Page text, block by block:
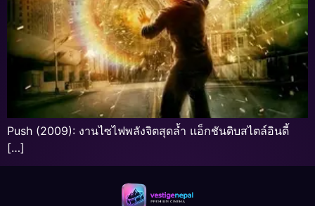
Push (2009): งานไซไฟพลังจิตสุดล้ำ แอ็กชันดิบสไตล์อินดี้
[…]